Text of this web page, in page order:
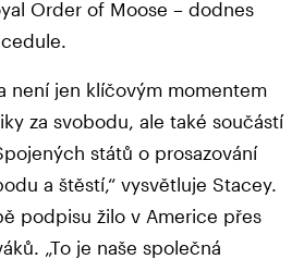
Order of Moose – dodnes
není jen klíčovým momentem
za svobodu, ale také součástí
států o prosazování
a štěstí,“ vysvětluje Stacey.
podpisu žilo v Americe přes
„To je naše společná